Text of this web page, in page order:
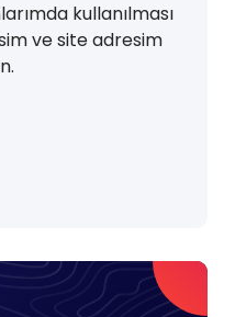
kullanılması
ve site adresim